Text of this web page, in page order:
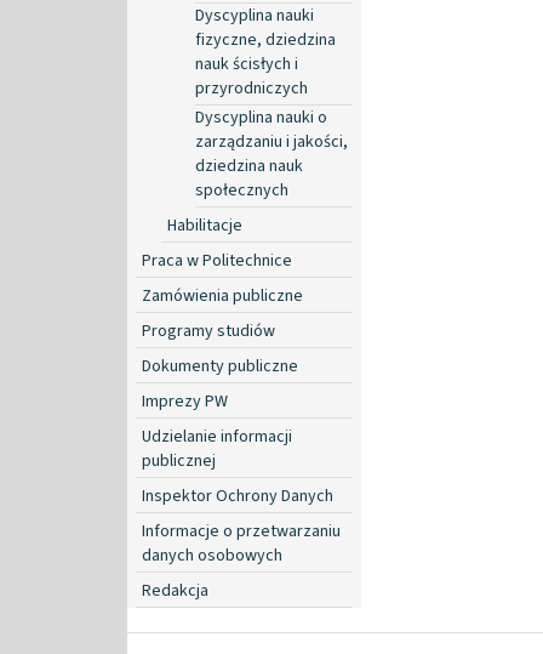
Dyscyplina nauki
fizyczne, dziedzina
nauk ścisłych i
przyrodniczych
Dyscyplina nauki o
zarządzaniu i jakości,
dziedzina nauk
społecznych
Habilitacje
Praca w Politechnice
Zamówienia publiczne
Programy studiów
Dokumenty publiczne
Imprezy PW
Udzielanie informacji
publicznej
Inspektor Ochrony Danych
Informacje o przetwarzaniu
danych osobowych
Redakcja